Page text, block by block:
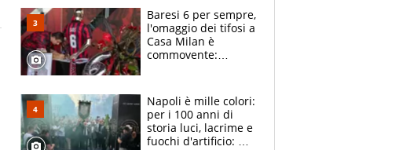
circondati
dall'affetto dei tifosi
Baresi 6 per sempre,
l'omaggio dei tifosi a
Casa Milan è
commovente:
bigliettini
Napoli è mille colori:
per i 100 anni di
storia luci, lacrime e
fuochi d'artificio: De